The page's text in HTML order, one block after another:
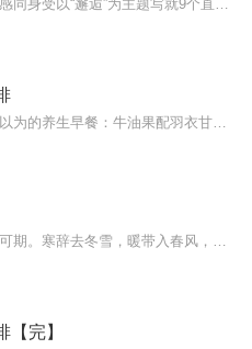
【完】